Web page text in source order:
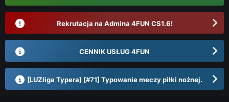
Rekrutacja na Admina 4FUN CS1.6!
CENNIK USŁUG 4FUN
[LUZliga Typera] [#71] Typowanie meczy piłki nożnej.